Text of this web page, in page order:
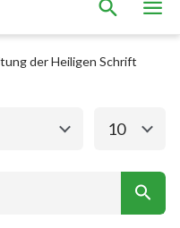
der Heiligen Schrift
Mose
10